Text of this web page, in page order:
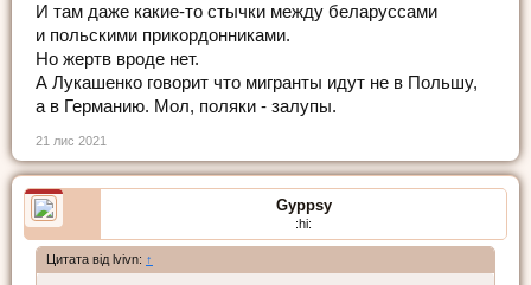
И там даже какие-то стычки между беларуссами
и польскими прикордонниками.
Но жертв вроде нет.
А Лукашенко говорит что мигранты идут не в Польшу,
а в Германию. Мол, поляки - залупы.
21 лис 2021
Gyppsy
:hi:
Цитата від lvivn: ↑